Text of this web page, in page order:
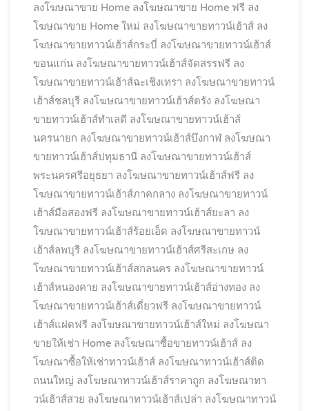
ลงโฆษณาขาย Home ลงโฆษณาขาย Home ฟรี ลง
โฆษณาขาย Home ใหม่ ลงโฆษณาขายทาวน์เฮ้าส์ ลง
โฆษณาขายทาวน์เฮ้าส์กระบี่ ลงโฆษณาขายทาวน์เฮ้าส์
ขอนแก่น ลงโฆษณาขายทาวน์เฮ้าส์จัดสรรฟรี ลง
โฆษณาขายทาวน์เฮ้าส์ฉะเชิงเทรา ลงโฆษณาขายทาวน์
เฮ้าส์ชลบุรี ลงโฆษณาขายทาวน์เฮ้าส์ตรัง ลงโฆษณา
ขายทาวน์เฮ้าส์ทำเลดี ลงโฆษณาขายทาวน์เฮ้าส์
นครนายก ลงโฆษณาขายทาวน์เฮ้าส์บึงกาฬ ลงโฆษณา
ขายทาวน์เฮ้าส์ปทุมธานี ลงโฆษณาขายทาวน์เฮ้าส์
พระนครศรีอยุธยา ลงโฆษณาขายทาวน์เฮ้าส์ฟรี ลง
โฆษณาขายทาวน์เฮ้าส์ภาคกลาง ลงโฆษณาขายทาวน์
เฮ้าส์มือสองฟรี ลงโฆษณาขายทาวน์เฮ้าส์ยะลา ลง
โฆษณาขายทาวน์เฮ้าส์ร้อยเอ็ด ลงโฆษณาขายทาวน์
เฮ้าส์ลพบุรี ลงโฆษณาขายทาวน์เฮ้าส์ศรีสะเกษ ลง
โฆษณาขายทาวน์เฮ้าส์สกลนคร ลงโฆษณาขายทาวน์
เฮ้าส์หนองคาย ลงโฆษณาขายทาวน์เฮ้าส์อ่างทอง ลง
โฆษณาขายทาวน์เฮ้าส์เดี่ยวฟรี ลงโฆษณาขายทาวน์
เฮ้าส์แฝดฟรี ลงโฆษณาขายทาวน์เฮ้าส์ใหม่ ลงโฆษณา
ขายให้เช่า Home ลงโฆษณาซื้อขายทาวน์เฮ้าส์ ลง
โฆษณาซื้อให้เช่าทาวน์เฮ้าส์ ลงโฆษณาทาวน์เฮ้าส์ติด
ถนนใหญ่ ลงโฆษณาทาวน์เฮ้าส์ราคาถูก ลงโฆษณาทา
วน์เฮ้าส์สวย ลงโฆษณาทาวน์เฮ้าส์เปล่า ลงโฆษณาทาวน์